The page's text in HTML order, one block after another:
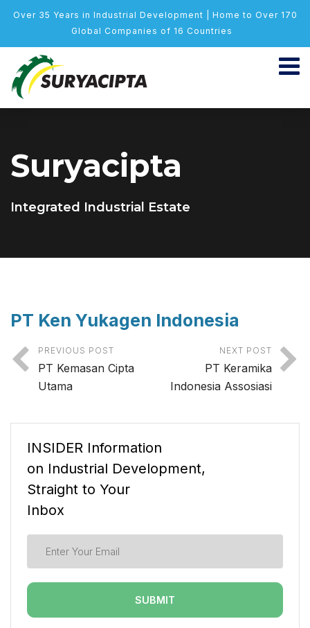
Over 35 Years in Industrial Development | Home to Over 170
Global Companies of 16 Countries
Suryacipta
Integrated Industrial Estate
PT Ken Yukagen Indonesia
PREVIOUS POST
PT Kemasan Cipta
Utama
NEXT POST
PT Keramika
Indonesia Assosiasi
INSIDER Information
on Industrial Development,
Straight to Your
Inbox